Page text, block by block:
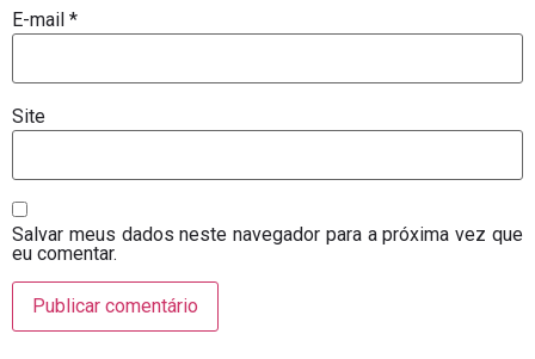
E-mail *
Site
Salvar meus dados neste navegador para a próxima vez que
eu comentar.